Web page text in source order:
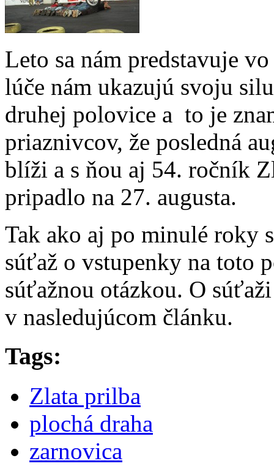
Leto sa nám predstavuje
lúče nám ukazujú svoju
druhej polovice a to je
priaznivcov, že posledná
blíži a s ňou aj 54. ročník
pripadlo na 27. augusta.
Tak ako aj po minulé roky
súťaž o vstupenky na toto
súťažnou otázkou. O
v nasledujúcom článku.
Tags:
Zlata prilba
plochá draha
zarnovica